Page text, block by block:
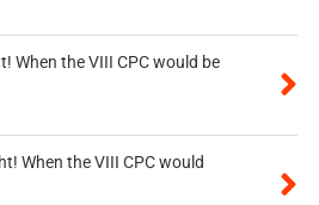
When the VIII CPC would be
When the VIII CPC would